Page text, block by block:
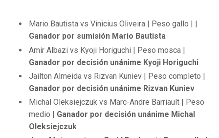
Mario Bautista vs Vinicius Oliveira | Peso gallo | |
Ganador por sumisión Mario Bautista
Amir Albazi vs Kyoji Horiguchi | Peso mosca |
Ganador por decisión unánime Kyoji Horiguchi
Jailton Almeida vs Rizvan Kuniev | Peso completo |
Ganador por decisión unánime Rizvan Kuniev
Michal Oleksiejczuk vs Marc-Andre Barriault | Peso
medio | Ganador por decisión unánime Michal
Oleksiejczuk